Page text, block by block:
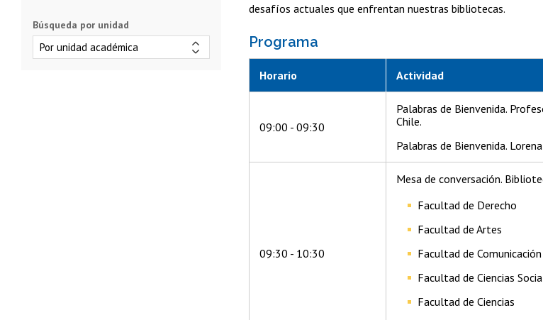
desafíos actuales que enfrentan nuestras bibliotecas.
Programa
Horario Actividad
09:00 - 09:30
Palabras de Bienvenida.
Chile.
Palabras de Bienvenida.
09:30 - 10:30
Mesa de conversación.
Facultad de Derecho
Facultad de Artes
Facultad de
Facultad de Ciencias
Facultad de Ciencias
Búsqueda por unidad